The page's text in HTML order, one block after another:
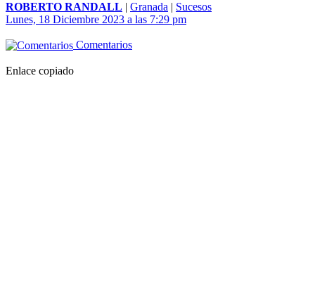
ROBERTO RANDALL | Granada | Sucesos
Lunes, 18 Diciembre 2023 a las 7:29 pm
Comentarios
Enlace copiado